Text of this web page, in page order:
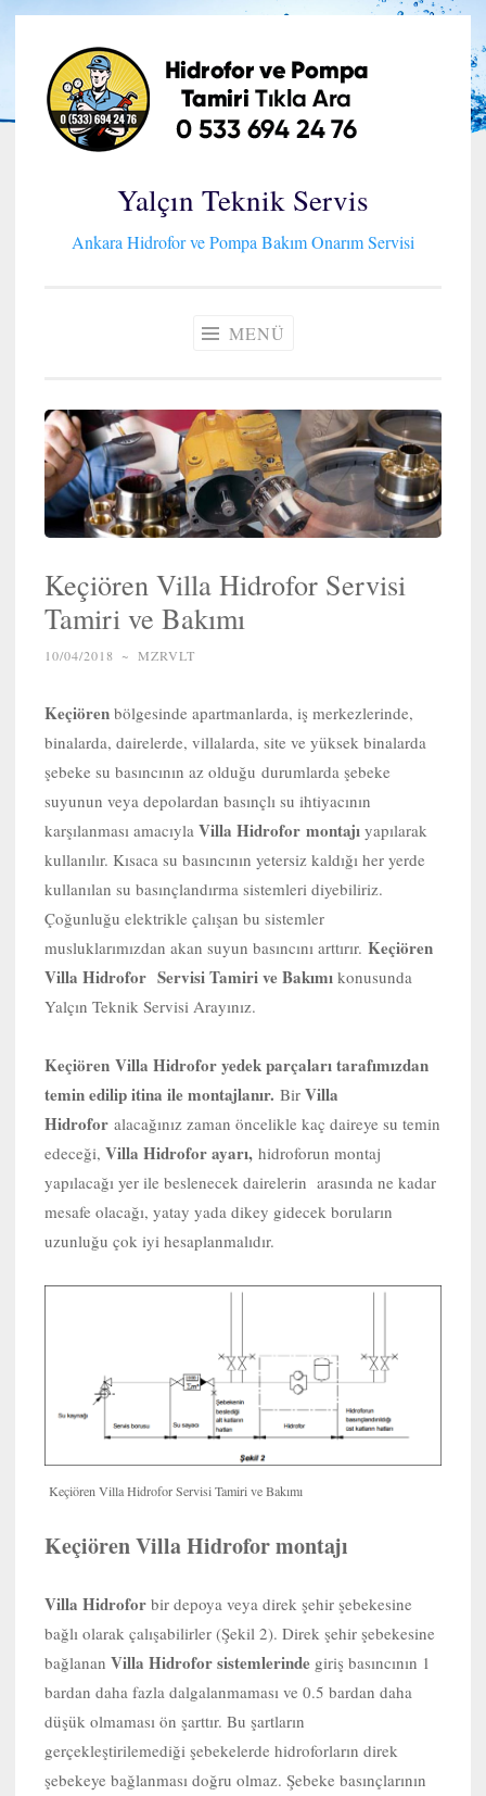
İçeriğe
geç
Yalçın Teknik Servis
Ankara Hidrofor ve Pompa Bakım Onarım Servisi
MENÜ
Keçiören Villa Hidrofor Servisi
Tamiri ve Bakımı
10/04/2018 ~ MZRVLT
Keçiören bölgesinde apartmanlarda, iş merkezlerinde,
binalarda, dairelerde, villalarda, site ve yüksek binalarda
şebeke su basıncının az olduğu durumlarda şebeke
suyunun veya depolardan basınçlı su ihtiyacının
karşılanması amacıyla Villa Hidrofor montajı yapılarak
kullanılır. Kısaca su basıncının yetersiz kaldığı her yerde
kullanılan su basınçlandırma sistemleri diyebiliriz.
Çoğunluğu elektrikle çalışan bu sistemler
musluklarımızdan akan suyun basıncını arttırır. Keçiören
Villa Hidrofor Servisi Tamiri ve Bakımı konusunda
Yalçın Teknik Servisi Arayınız.
Keçiören Villa Hidrofor yedek parçaları tarafımızdan
temin edilip itina ile montajlanır. Bir Villa
Hidrofor alacağınız zaman öncelikle kaç daireye su temin
edeceği, Villa Hidrofor ayarı, hidroforun montaj
yapılacağı yer ile beslenecek dairelerin arasında ne kadar
mesafe olacağı, yatay yada dikey gidecek boruların
uzunluğu çok iyi hesaplanmalıdır.
Keçiören Villa Hidrofor Servisi Tamiri ve Bakımı
Keçiören Villa Hidrofor montajı
Villa Hidrofor bir depoya veya direk şehir şebekesine
bağlı olarak çalışabilirler (Şekil 2). Direk şehir şebekesine
bağlanan Villa Hidrofor sistemlerinde giriş basıncının 1
bardan daha fazla dalgalanmaması ve 0.5 bardan daha
düşük olmaması ön şarttır. Bu şartların
gerçekleştirilemediği şebekelerde hidroforların direk
şebekeye bağlanması doğru olmaz. Şebeke basınçlarının